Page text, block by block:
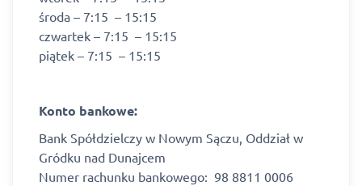
środa – 7:15 – 15:15
czwartek – 7:15 – 15:15
piątek – 7:15 – 15:15
Konto bankowe:
Bank Spółdzielczy w Nowym Sączu, Oddział w
Gródku nad Dunajcem
Numer rachunku bankowego: 98 8811 0006